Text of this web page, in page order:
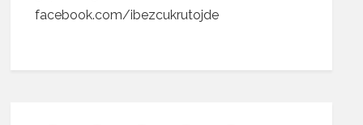
facebook.com/ibezcukrutojde